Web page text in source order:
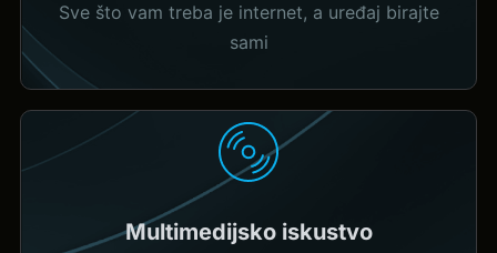
Sve što vam treba je internet, a uređaj birajte
sami
Multimedijsko iskustvo